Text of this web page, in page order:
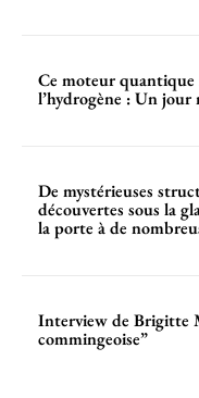
Ce moteur quantique
l’hydrogène : Un jour
De mystérieuses
découvertes sous la
la porte à de
Interview de Brigitte
commingeoise”